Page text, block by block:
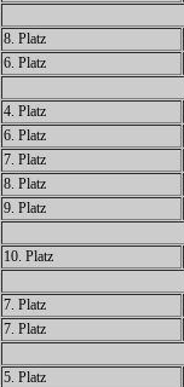
8. Platz
6. Platz
4. Platz
6. Platz
7. Platz
8. Platz
9. Platz
10. Platz
7. Platz
7. Platz
5. Platz